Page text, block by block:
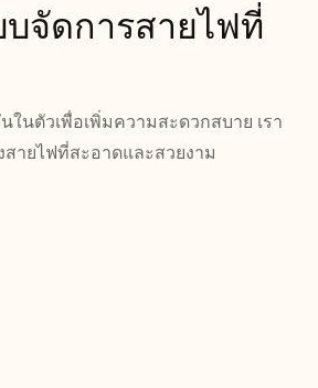
จัดการสายไฟที่
นตัวเพื่อเพิ่มความสะดวกสบาย เรา
ายไฟที่สะอาดและสวยงาม